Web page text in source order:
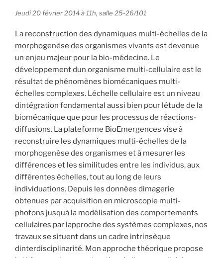
Jeudi 20 février 2014 à 11h, salle 25-26/101
La reconstruction des dynamiques multi-échelles de la
morphogenèse des organismes vivants est devenue
un enjeu majeur pour la bio-médecine. Le
développement dun organisme multi-cellulaire est le
résultat de phénomènes biomécaniques multi-
échelles complexes. Léchelle cellulaire est un niveau
dintégration fondamental aussi bien pour létude de la
biomécanique que pour les processus de réactions-
diffusions. La plateforme BioEmergences vise à
reconstruire les dynamiques multi-échelles de la
morphogenèse des organismes et à mesurer les
différences et les similitudes entre les individus, aux
différentes échelles, tout au long de leurs
individuations. Depuis les données dimagerie
obtenues par acquisition en microscopie multi-
photons jusquà la modélisation des comportements
cellulaires par lapproche des systèmes complexes, nos
travaux se situent dans un cadre intrinsèque
dinterdisciplinarité. Mon approche théorique propose